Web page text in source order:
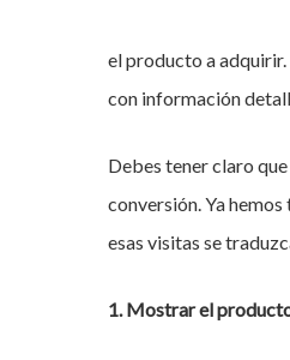
el producto a adquirir.
con información
Debes tener claro
conversión. Ya
esas visitas se
1. Mostrar el